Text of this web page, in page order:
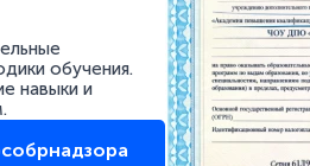
обучения.
навыки и